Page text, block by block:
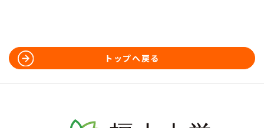
トップへ戻る